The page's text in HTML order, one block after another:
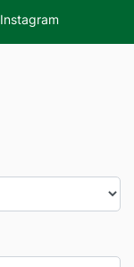
Instagram